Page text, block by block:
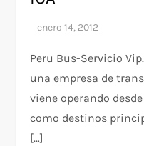
Peru Bus-Servicio
una empresa de
viene operando
como destinos
[…]